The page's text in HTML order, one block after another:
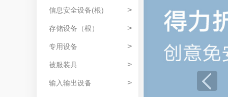
信息安全设备(根) >
存储设备（根） >
专用设备 >
被服装具 >
输入输出设备 >